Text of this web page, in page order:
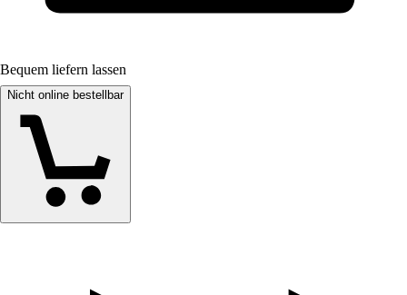
Bequem liefern lassen
Nicht online bestellbar